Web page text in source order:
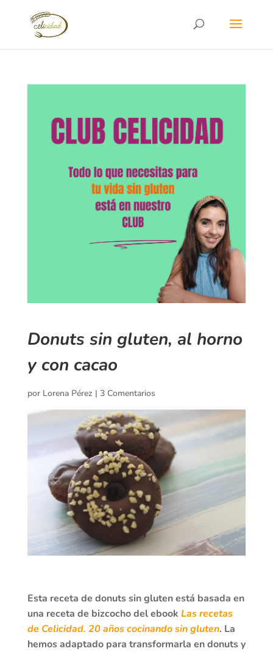
Donuts sin gluten, al horno
y con cacao
por Lorena Pérez | 3 Comentarios
Esta receta de donuts sin gluten está basada en
una receta de bizcocho del ebook Las recetas
de Celicidad. 20 años cocinando sin gluten. La
hemos adaptado para transformarla en donuts y